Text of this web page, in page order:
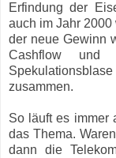
Erfindung der
auch im Jahr
der neue Gewinn
Cashflow
zusammen.
So läuft es immer
das Thema.
dann die